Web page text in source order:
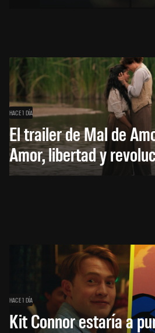
HACE 1 DÍA
El trailer de Mal de
Amor, libertad y
HACE 1 DÍA
Kit Connor estaría a